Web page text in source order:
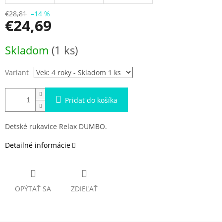
€28,81 –14 %
€24,69
cena:
Skladom (1 ks)
Variant
Pridať do košíka
Detské rukavice Relax DUMBO.
Detailné informácie
OPÝTAŤ SA ZDIEĽAŤ